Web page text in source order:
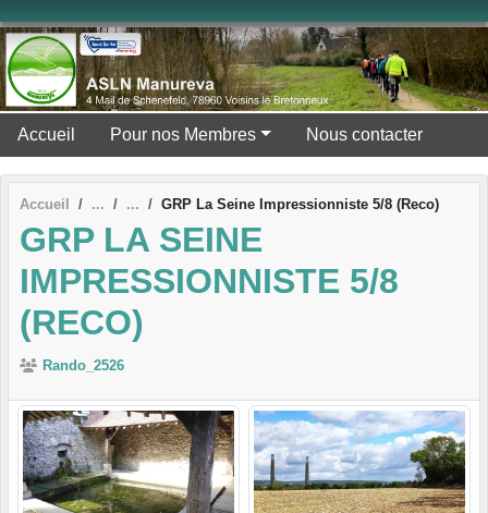
Accueil Pour nos Membres Nous contacter
Accueil GRP La Seine Impressionniste 5/8 (Reco)
GRP LA SEINE
IMPRESSIONNISTE 5/8
(RECO)
Rando_2526